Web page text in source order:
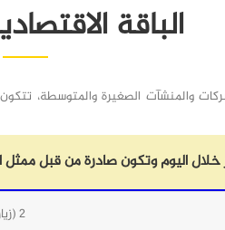
الباقة
والمنشآت الصغيرة والمتوسطة،
خلال اليوم وتكون صادرة من قبل
2 (زيارة)